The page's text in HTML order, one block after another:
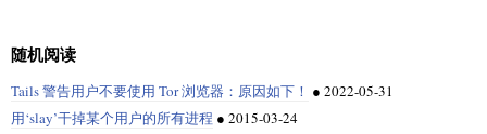
随机阅读
Tails 警告用户不要使用 Tor 浏览器：原因如下！ ● 2022-05-31
用‘slay’干掉某个用户的所有进程 ● 2015-03-24